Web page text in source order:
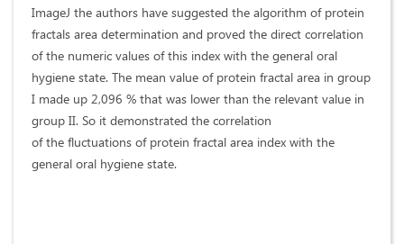
ImageJ the authors have suggested the algorithm of protein
fractals area determination and proved the direct correlation
of the numeric values of this index with the general oral
hygiene state. The mean value of protein fractal area in group
I made up 2,096 % that was lower than the relevant value in
group II. So it demonstrated the correlation
of the fluctuations of protein fractal area index with the
general oral hygiene state.